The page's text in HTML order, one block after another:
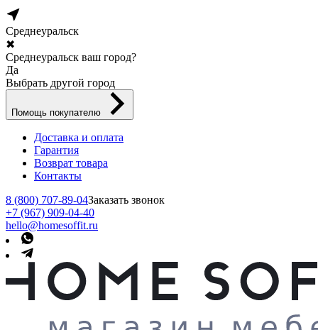
Среднеуральск
✖
Среднеуральск ваш город?
Да
Выбрать другой город
Помощь покупателю
Доставка и оплата
Гарантия
Возврат товара
Контакты
8 (800) 707-89-04Заказать звонок
+7 (967) 909-04-40
hello@homesoffit.ru